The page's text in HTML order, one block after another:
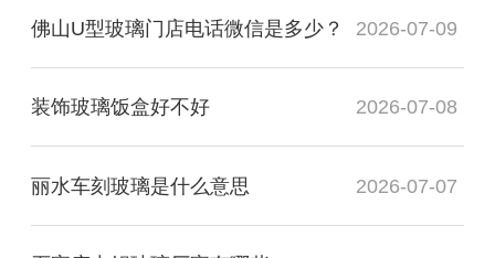
佛山U型玻璃门店电话微信是多少？ 2026-07-09
装饰玻璃饭盒好不好 2026-07-08
丽水车刻玻璃是什么意思 2026-07-07